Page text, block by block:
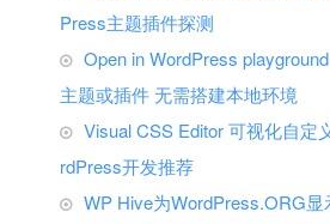
Press主题插件探测
Open in WordPress
主题或插件 无需搭建本地环境
Visual CSS Editor 可视化自定
rdPress开发推荐
WP Hive为WordPress.ORG